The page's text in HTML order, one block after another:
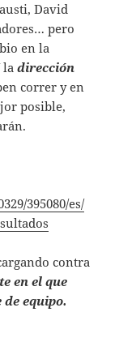
David
pero
en la
ladirección
correr y en
posible,
395080/es/
contra
en el que
equipo.